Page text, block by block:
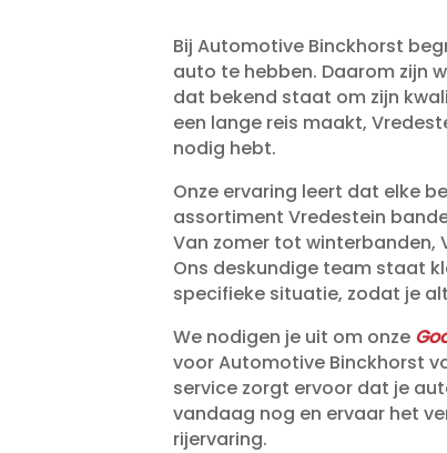
Bij Automotive Binckhorst
auto te hebben.​ Daarom zijn
dat bekend staat om zijn
een lange reis maakt,
nodig hebt.​
Onze ervaring leert dat elke
assortiment Vredestein
Van zomer tot winterbanden,
Ons deskundige team staat
specifieke situatie, zodat je
We nodigen je uit om onze
voor Automotive Binckhorst
service zorgt ervoor dat je
vandaag nog en ervaar het
rijervaring.​